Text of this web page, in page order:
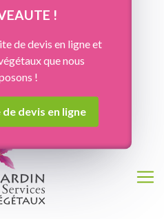
!
de devis en ligne et
que nous
!
devis en ligne